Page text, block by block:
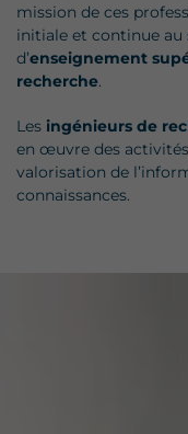
mission de ces
initiale et continue au
d’enseignement
recherche.
Les ingénieurs de
en œuvre des
valorisation de
connaissances.